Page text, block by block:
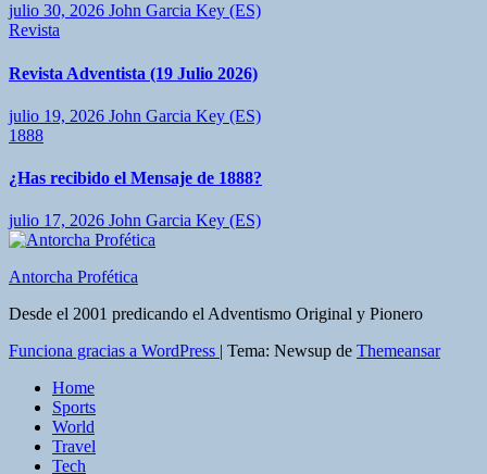
julio 30, 2026 John Garcia Key (ES)
Revista
Revista Adventista (19 Julio 2026)
julio 19, 2026 John Garcia Key (ES)
1888
¿Has recibido el Mensaje de 1888?
julio 17, 2026 John Garcia Key (ES)
Antorcha Profética
Desde el 2001 predicando el Adventismo Original y Pionero
Funciona gracias a WordPress
Tema: Newsup de Themeansar
Home
Sports
World
Travel
Tech